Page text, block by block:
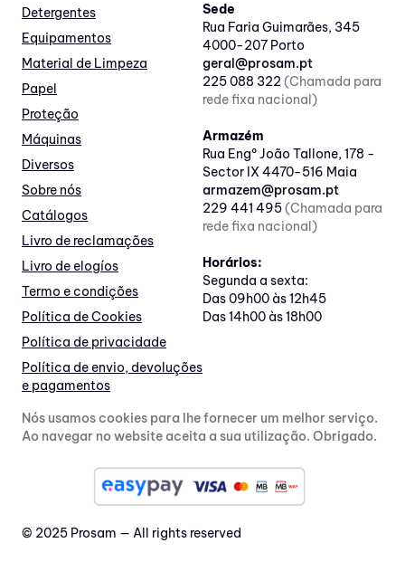
Detergentes
Equipamentos
Material de Limpeza
Papel
Proteção
Máquinas
Diversos
Sobre nós
Catálogos
Livro de reclamações
Livro de elogíos
Termo e condições
Política de Cookies
Política de privacidade
Política de envio, devoluções
e pagamentos
Sede
Rua Faria Guimarães, 345
4000-207 Porto
geral@prosam.pt
225 088 322(Chamada para
rede fixa nacional)
Armazém
Rua Engº João Tallone, 178 -
Sector IX 4470-516 Maia
armazem@prosam.pt
229 441 495(Chamada para
rede fixa nacional)
Horários:
Segunda a sexta:
Das 09h00 às 12h45
Das 14h00 às 18h00
Nós usamos cookies para lhe fornecer um melhor serviço.
Ao navegar no website aceita a sua utilização. Obrigado.
© 2025 Prosam — All rights reserved